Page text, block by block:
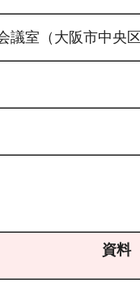
議室（大阪市中央
資料